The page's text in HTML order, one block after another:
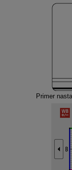
Primer